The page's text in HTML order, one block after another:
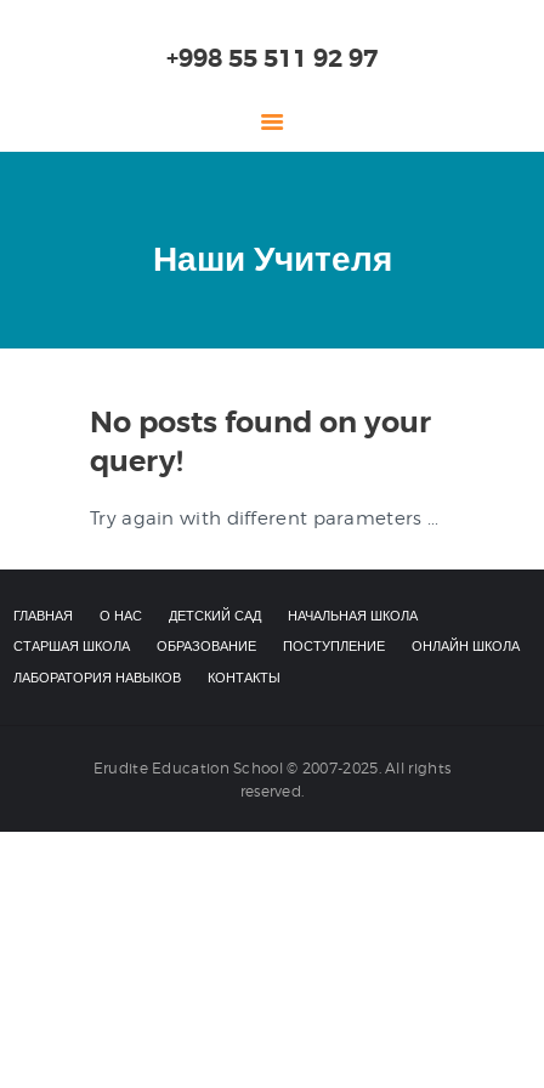
+998 55 511 92 97
Наши Учителя
О НАС
ОБРАЗОВАНИЕ
ПОСТУПЛЕНИЕ
ЛАБОРАТОРИЯ
НАВЫКОВ
КОНТАКТЫ
No posts found on your
query!
Try again with different parameters ...
ГЛАВНАЯ О НАС ДЕТСКИЙ САД
НАЧАЛЬНАЯ ШКОЛА
СТАРШАЯ ШКОЛА
ОБРАЗОВАНИЕ ПОСТУПЛЕНИЕ
ОНЛАЙН ШКОЛА
ЛАБОРАТОРИЯ НАВЫКОВ
КОНТАКТЫ
Erudite Education School © 2007-2025. All rights
reserved.